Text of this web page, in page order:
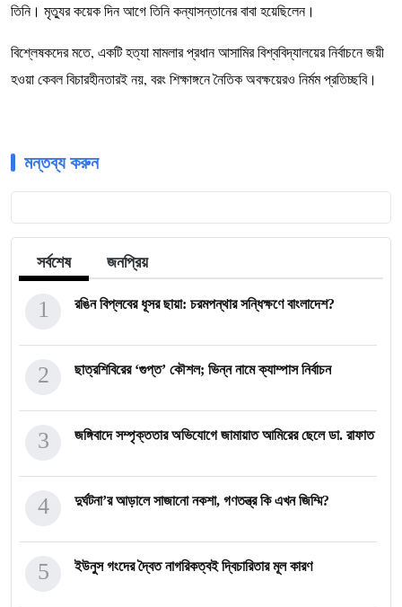
তিনি। মৃত্যুর কয়েক দিন আগে তিনি কন্যাসন্তানের বাবা হয়েছিলেন।
বিশ্লেষকদের মতে, একটি হত্যা মামলার প্রধান আসামির বিশ্ববিদ্যালয়ের নির্বাচনে জয়ী
হওয়া কেবল বিচারহীনতারই নয়, বরং শিক্ষাঙ্গনে নৈতিক অবক্ষয়েরও নির্মম প্রতিচ্ছবি।
মন্তব্য করুন
সর্বশেষ জনপ্রিয়
রঙিন বিপ্লবের ধূসর ছায়া: চরমপন্থার সন্ধিক্ষণে বাংলাদেশ?
1
ছাত্রশিবিরের ‘গুপ্ত’ কৌশল; ভিন্ন নামে ক্যাম্পাস নির্বাচন
2
জঙ্গিবাদে সম্পৃক্ততার অভিযোগে জামায়াত আমিরের ছেলে ডা. রাফাত
3
দুর্ঘটনা’র আড়ালে সাজানো নকশা, গণতন্ত্র কি এখন জিম্মি?
4
ইউনুস গংদের দ্বৈত নাগরিকত্বই দ্বিচারিতার মূল কারণ
5